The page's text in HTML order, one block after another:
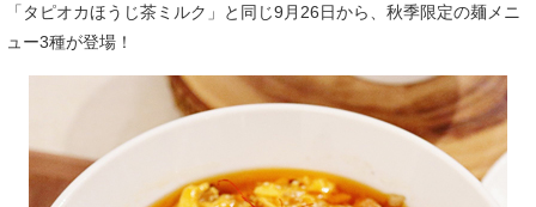
「タピオカほうじ茶ミルク」と同じ9月26日から、秋季限定の麺メニ
ュー3種が登場！